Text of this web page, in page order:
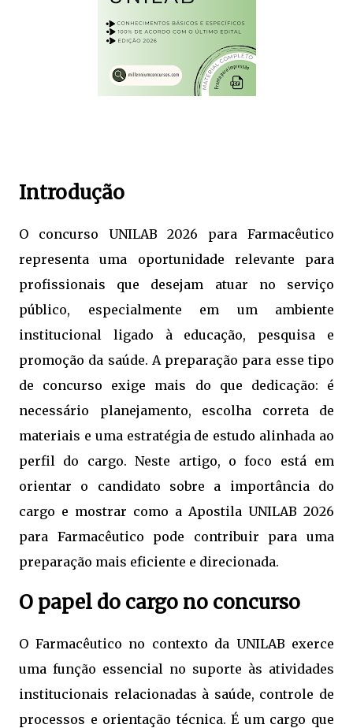
Introdução
O concurso UNILAB 2026 para Farmacêutico
representa uma oportunidade relevante para
profissionais que desejam atuar no serviço
público, especialmente em um ambiente
institucional ligado à educação, pesquisa e
promoção da saúde. A preparação para esse tipo
de concurso exige mais do que dedicação: é
necessário planejamento, escolha correta de
materiais e uma estratégia de estudo alinhada ao
perfil do cargo. Neste artigo, o foco está em
orientar o candidato sobre a importância do
cargo e mostrar como a Apostila UNILAB 2026
para Farmacêutico pode contribuir para uma
preparação mais eficiente e direcionada.
O papel do cargo no concurso
O Farmacêutico no contexto da UNILAB exerce
uma função essencial no suporte às atividades
institucionais relacionadas à saúde, controle de
processos e orientação técnica. É um cargo que